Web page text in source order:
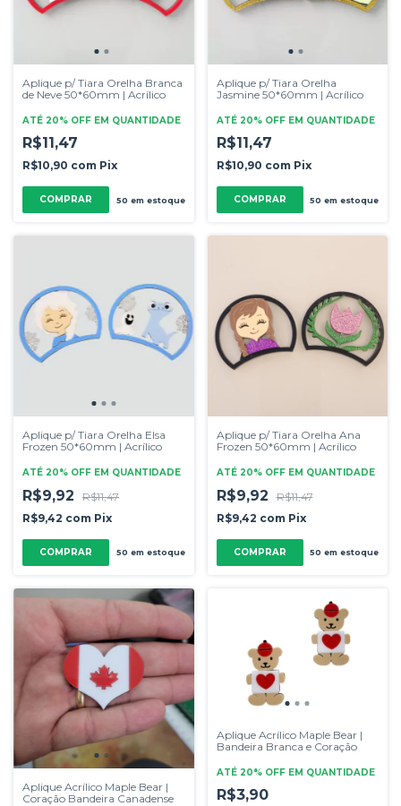
Aplique p/ Tiara Orelha Branca
de Neve 50*60mm | Acrílico
ATÉ 20% OFF EM QUANTIDADE
R$11,47
R$10,90 com Pix
50 em estoque
Aplique p/ Tiara Orelha
Jasmine 50*60mm | Acrílico
ATÉ 20% OFF EM QUANTIDADE
R$11,47
R$10,90 com Pix
50 em estoque
Aplique p/ Tiara Orelha Elsa
Frozen 50*60mm | Acrílico
ATÉ 20% OFF EM QUANTIDADE
R$9,92
R$11,47
R$9,42 com Pix
50 em estoque
Aplique p/ Tiara Orelha Ana
Frozen 50*60mm | Acrílico
ATÉ 20% OFF EM QUANTIDADE
R$9,92
R$11,47
R$9,42 com Pix
50 em estoque
Aplique Acrílico Maple Bear |
Coração Bandeira Canadense
Aplique Acrílico Maple Bear |
Bandeira Branca e Coração
ATÉ 20% OFF EM QUANTIDADE
R$3,90